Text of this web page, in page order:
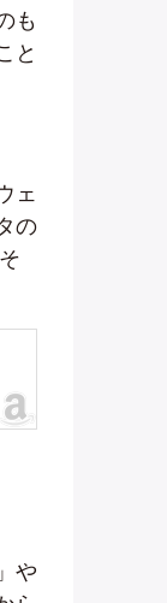
も
と
ェ
の
や